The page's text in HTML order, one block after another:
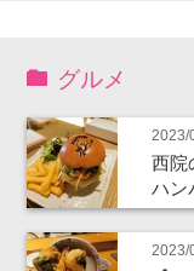
グルメ
2023/
西院
ハン
2023/